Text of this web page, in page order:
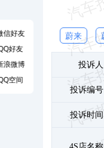
蔚来
投诉人
投诉编号
投诉时间
4S店名称
信好友
好友
浪微博
空间